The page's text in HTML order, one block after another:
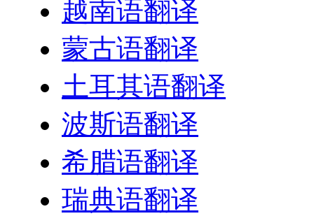
越南语翻译
蒙古语翻译
土耳其语翻译
波斯语翻译
希腊语翻译
瑞典语翻译